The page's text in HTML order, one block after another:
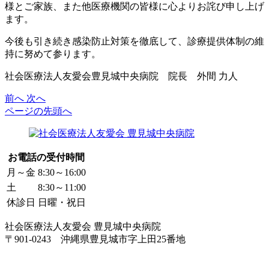
様とご家族、また他医療機関の皆様に心よりお詫び申し上げ
ます。
今後も引き続き感染防止対策を徹底して、診療提供体制の維
持に努めて参ります。
社会医療法人友愛会豊見城中央病院 院長 外間 力人
前へ 次へ
ページの先頭へ
お電話の受付時間
月～金 8:30～16:00
土
8:30～11:00
休診日
日曜・祝日
社会医療法人友愛会 豊見城中央病院
〒901-0243 沖縄県豊見城市字上田25番地